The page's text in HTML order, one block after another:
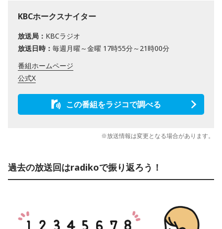
KBCホークスナイター
放送局： KBCラジオ
放送日時： 毎週月曜～金曜 17時55分～21時00分
番組ホームページ
公式X
この番組をラジコで調べる
※放送情報は変更となる場合があります。
過去の放送回はradikoで振り返ろう！